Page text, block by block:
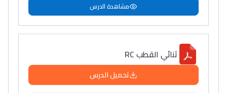
مشاهدة الدرس
ثنائي القطب RC
تحميل الدرس